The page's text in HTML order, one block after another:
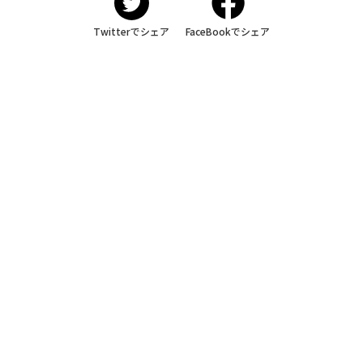
Twitterでシェア FaceBookでシェア